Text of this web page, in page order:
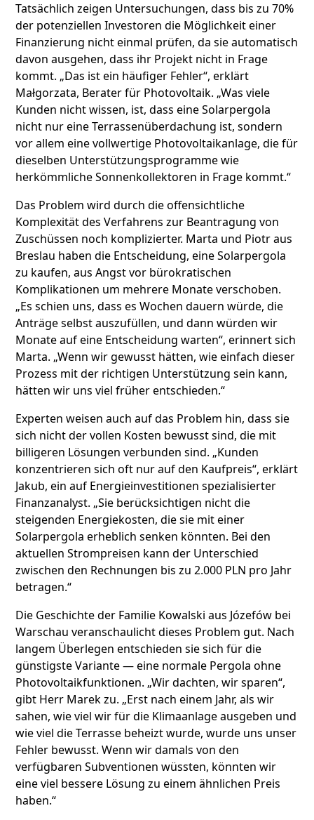
Tatsächlich zeigen Untersuchungen, dass bis zu 70%
der potenziellen Investoren die Möglichkeit einer
Finanzierung nicht einmal prüfen, da sie automatisch
davon ausgehen, dass ihr Projekt nicht in Frage
kommt. „Das ist ein häufiger Fehler“, erklärt
Małgorzata, Berater für Photovoltaik. „Was viele
Kunden nicht wissen, ist, dass eine Solarpergola
nicht nur eine Terrassenüberdachung ist, sondern
vor allem eine vollwertige Photovoltaikanlage, die für
dieselben Unterstützungsprogramme wie
herkömmliche Sonnenkollektoren in Frage kommt.“
Das Problem wird durch die offensichtliche
Komplexität des Verfahrens zur Beantragung von
Zuschüssen noch komplizierter. Marta und Piotr aus
Breslau haben die Entscheidung, eine Solarpergola
zu kaufen, aus Angst vor bürokratischen
Komplikationen um mehrere Monate verschoben.
„Es schien uns, dass es Wochen dauern würde, die
Anträge selbst auszufüllen, und dann würden wir
Monate auf eine Entscheidung warten“, erinnert sich
Marta. „Wenn wir gewusst hätten, wie einfach dieser
Prozess mit der richtigen Unterstützung sein kann,
hätten wir uns viel früher entschieden.“
Experten weisen auch auf das Problem hin, dass sie
sich nicht der vollen Kosten bewusst sind, die mit
billigeren Lösungen verbunden sind. „Kunden
konzentrieren sich oft nur auf den Kaufpreis“, erklärt
Jakub, ein auf Energieinvestitionen spezialisierter
Finanzanalyst. „Sie berücksichtigen nicht die
steigenden Energiekosten, die sie mit einer
Solarpergola erheblich senken könnten. Bei den
aktuellen Strompreisen kann der Unterschied
zwischen den Rechnungen bis zu 2.000 PLN pro Jahr
betragen.“
Die Geschichte der Familie Kowalski aus Józefów bei
Warschau veranschaulicht dieses Problem gut. Nach
langem Überlegen entschieden sie sich für die
günstigste Variante — eine normale Pergola ohne
Photovoltaikfunktionen. „Wir dachten, wir sparen“,
gibt Herr Marek zu. „Erst nach einem Jahr, als wir
sahen, wie viel wir für die Klimaanlage ausgeben und
wie viel die Terrasse beheizt wurde, wurde uns unser
Fehler bewusst. Wenn wir damals von den
verfügbaren Subventionen wüssten, könnten wir
eine viel bessere Lösung zu einem ähnlichen Preis
haben.“